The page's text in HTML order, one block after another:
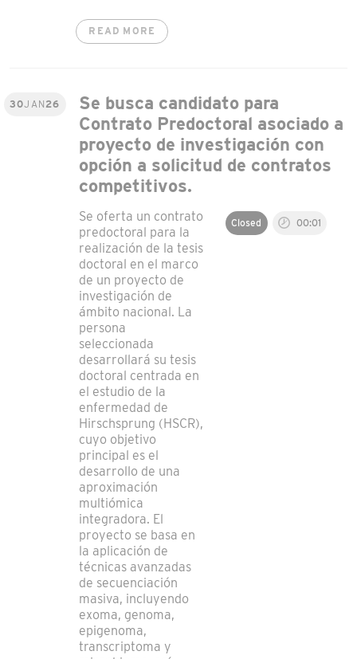
READ MORE
30JAN 26
Se busca candidato para
Contrato Predoctoral asociado a
proyecto de investigación con
opción a solicitud de contratos
competitivos.
Se oferta un contrato
predoctoral para la
realización de la tesis
doctoral en el marco
de un proyecto de
investigación de
ámbito nacional. La
persona
seleccionada
desarrollará su tesis
doctoral centrada en
el estudio de la
enfermedad de
Hirschsprung (HSCR),
cuyo objetivo
principal es el
desarrollo de una
aproximación
multiómica
integradora. El
proyecto se basa en
la aplicación de
técnicas avanzadas
de secuenciación
masiva, incluyendo
exoma, genoma,
epigenoma,
transcriptoma y
Closed 00:01